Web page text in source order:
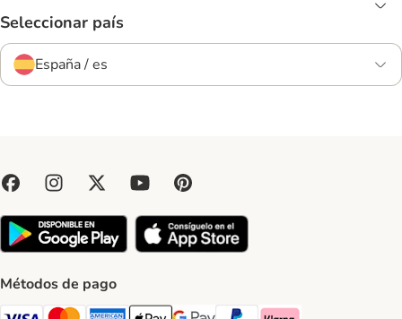
Seleccionar país
España / es
Métodos de pago